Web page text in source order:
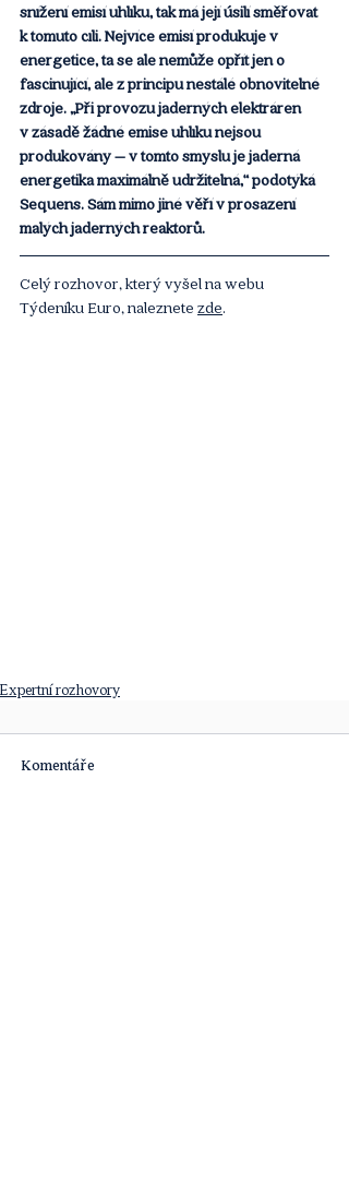
snížení emisí uhlíku, tak má její úsilí směřovat
k tomuto cíli. Nejvíce emisí produkuje v
energetice, ta se ale nemůže opřít jen o
fascinující, ale z principu nestálé obnovitelné
zdroje. „Při provozu jaderných elektráren
v zásadě žádné emise uhlíku nejsou
produkovány – v tomto smyslu je jaderná
energetika maximálně udržitelná,“ podotýká
Sequens. Sám mimo jiné věří v prosazení
malých jaderných reaktorů.
Celý rozhovor, který vyšel na webu
Týdeníku Euro, naleznete zde.
Expertní rozhovory
Komentáře